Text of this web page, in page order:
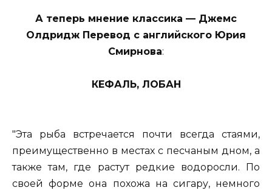
А теперь мнение классика — Джемс
Олдридж Перевод с английского Юрия
Смирнова:
КЕФАЛЬ, ЛОБАН
"Эта рыба встречается почти всегда стаями,
преимущественно в местах с песчаным дном, а
также там, где растут редкие водоросли. По
своей форме она похожа на сигару, немного